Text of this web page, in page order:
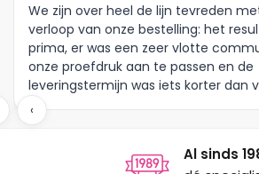
We zijn over heel de lijn tevreden
verloop van onze bestelling: het
prima, er was een zeer vlotte
onze proefdruk aan te passen en de
leveringstermijn was iets korter dan
Meer moet dat niet zijn.
‹
Al sinds